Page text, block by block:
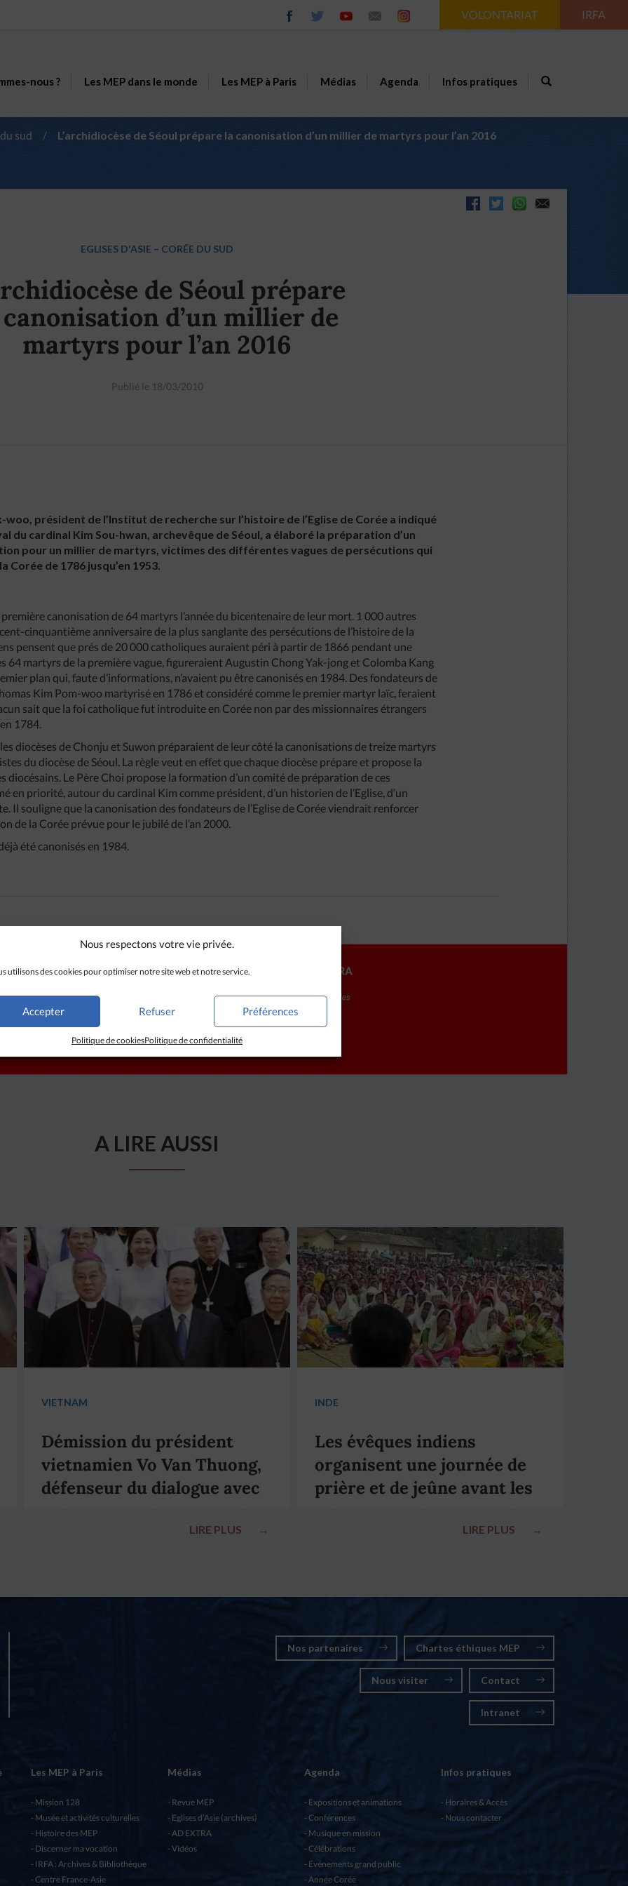
Nous respectons votre vie privée.
utilisons des cookies pour optimiser notre site web et notre service.
Accepter Refuser Préférences
Politique de cookiesPolitique de confidentialité
VOLONTARIAT IRFA
nous ? Les MEP dans le monde Les MEP à Paris Médias Agenda Infos pratiques
sud / L’archidiocèse de Séoul prépare la canonisation d’un millier de martyrs pour l’an 2016
EGLISES D'ASIE – CORÉE DU SUD
de Séoul prépare
d’un millier de
martyrs pour l’an 2016
Publié le 18/03/2010
woo, président de l’Institut de recherche sur l’histoire de l’Eglise de Corée a indiqué
du cardinal Kim Sou-hwan, archevêque de Séoul, a élaboré la préparation d’un
pour un millier de martyrs, victimes des différentes vagues de persécutions qui
Corée de 1786 jusqu’en 1953.
canonisation de 64 martyrs l’année du bicentenaire de leur mort. 1 000 autres
cinquantième anniversaire de la plus sanglante des persécutions de l’histoire de la
pensent que prés de 20 000 catholiques auraient péri à partir de 1866 pendant une
64 martyrs de la première vague, figureraient Augustin Chong Yak-jong et Colomba Kang
plan qui, faute d’informations, n’avaient pu être canonisés en 1984. Des fondateurs de
Kim Pom-woo martyrisé en 1786 et considéré comme le premier martyr laïc, feraient
sait que la foi catholique fut introduite en Corée non par des missionnaires étrangers
1784.
diocèses de Chonju et Suwon préparaient de leur côté la canonisations de treize martyrs
du diocèse de Séoul. La règle veut en effet que chaque diocèse prépare et propose la
diocésains. Le Père Choi propose la formation d’un comité de préparation de ces
en priorité, autour du cardinal Kim comme président, d’un historien de l’Eglise, d’un
Il souligne que la canonisation des fondateurs de l’Eglise de Corée viendrait renforcer
de la Corée prévue pour le jubilé de l’an 2000.
été canonisés en 1984.
A LIRE AUSSI
VIETNAM
Démission du président
vietnamien Vo Van Thuong,
défenseur du dialogue avec
LIRE PLUS →
INDE
Les évêques indiens
organisent une journée de
prière et de jeûne avant les
LIRE PLUS →
Nos partenaires Chartes éthiques MEP
Nous visiter Contact
Intranet
Les MEP à Paris
Mission 128
Musée et activités culturelles
Histoire des MEP
Discerner ma vocation
IRFA : Archives & Bibliothèque
Centre France-Asie
Médias
Revue MEP
Eglises d’Asie (archives)
AD EXTRA
Vidéos
Agenda
Expositions et animations
Conférences
Musique en mission
Célébrations
Evénements grand public
Année Corée
Infos pratiques
Horaires & Accès
Nous contacter